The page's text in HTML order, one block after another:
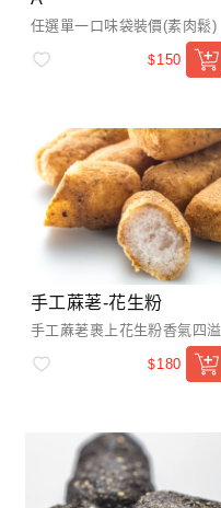
任選單一口味袋裝價(素肉鬆)
$150
手工蔴荖-花生粉
手工蔴荖裹上花生粉香氣四溢
$180